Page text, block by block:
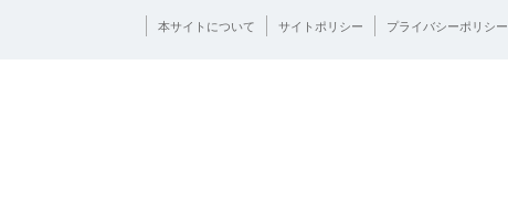
本サイトについて サイトポリシー プライバシーポリシー